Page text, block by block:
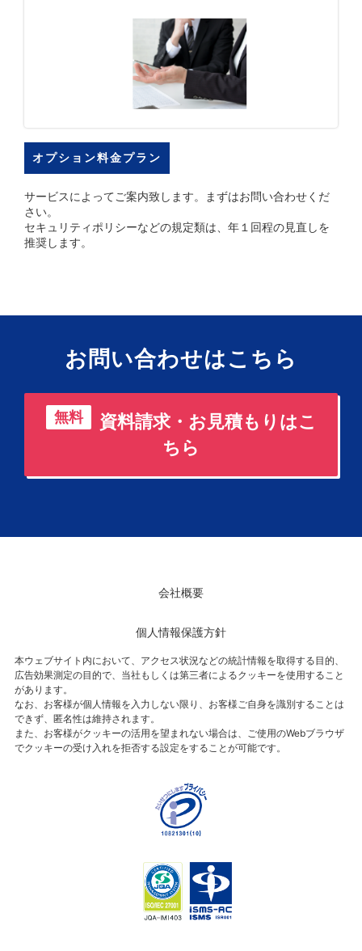
オプション料金プラン
サービスによってご案内致します。まずはお問い合わせくだ
さい。
セキュリティポリシーなどの規定類は、年１回程の見直しを
推奨します。
お問い合わせはこちら
無料
資料請求・お見積もりはこ
ちら
会社概要
個人情報保護方針
本ウェブサイト内において、アクセス状況などの統計情報を取得する目的、
広告効果測定の目的で、当社もしくは第三者によるクッキーを使用すること
があります。
なお、お客様が個人情報を入力しない限り、お客様ご自身を識別することは
できず、匿名性は維持されます。
また、お客様がクッキーの活用を望まれない場合は、ご使用のWebブラウザ
でクッキーの受け入れを拒否する設定をすることが可能です。